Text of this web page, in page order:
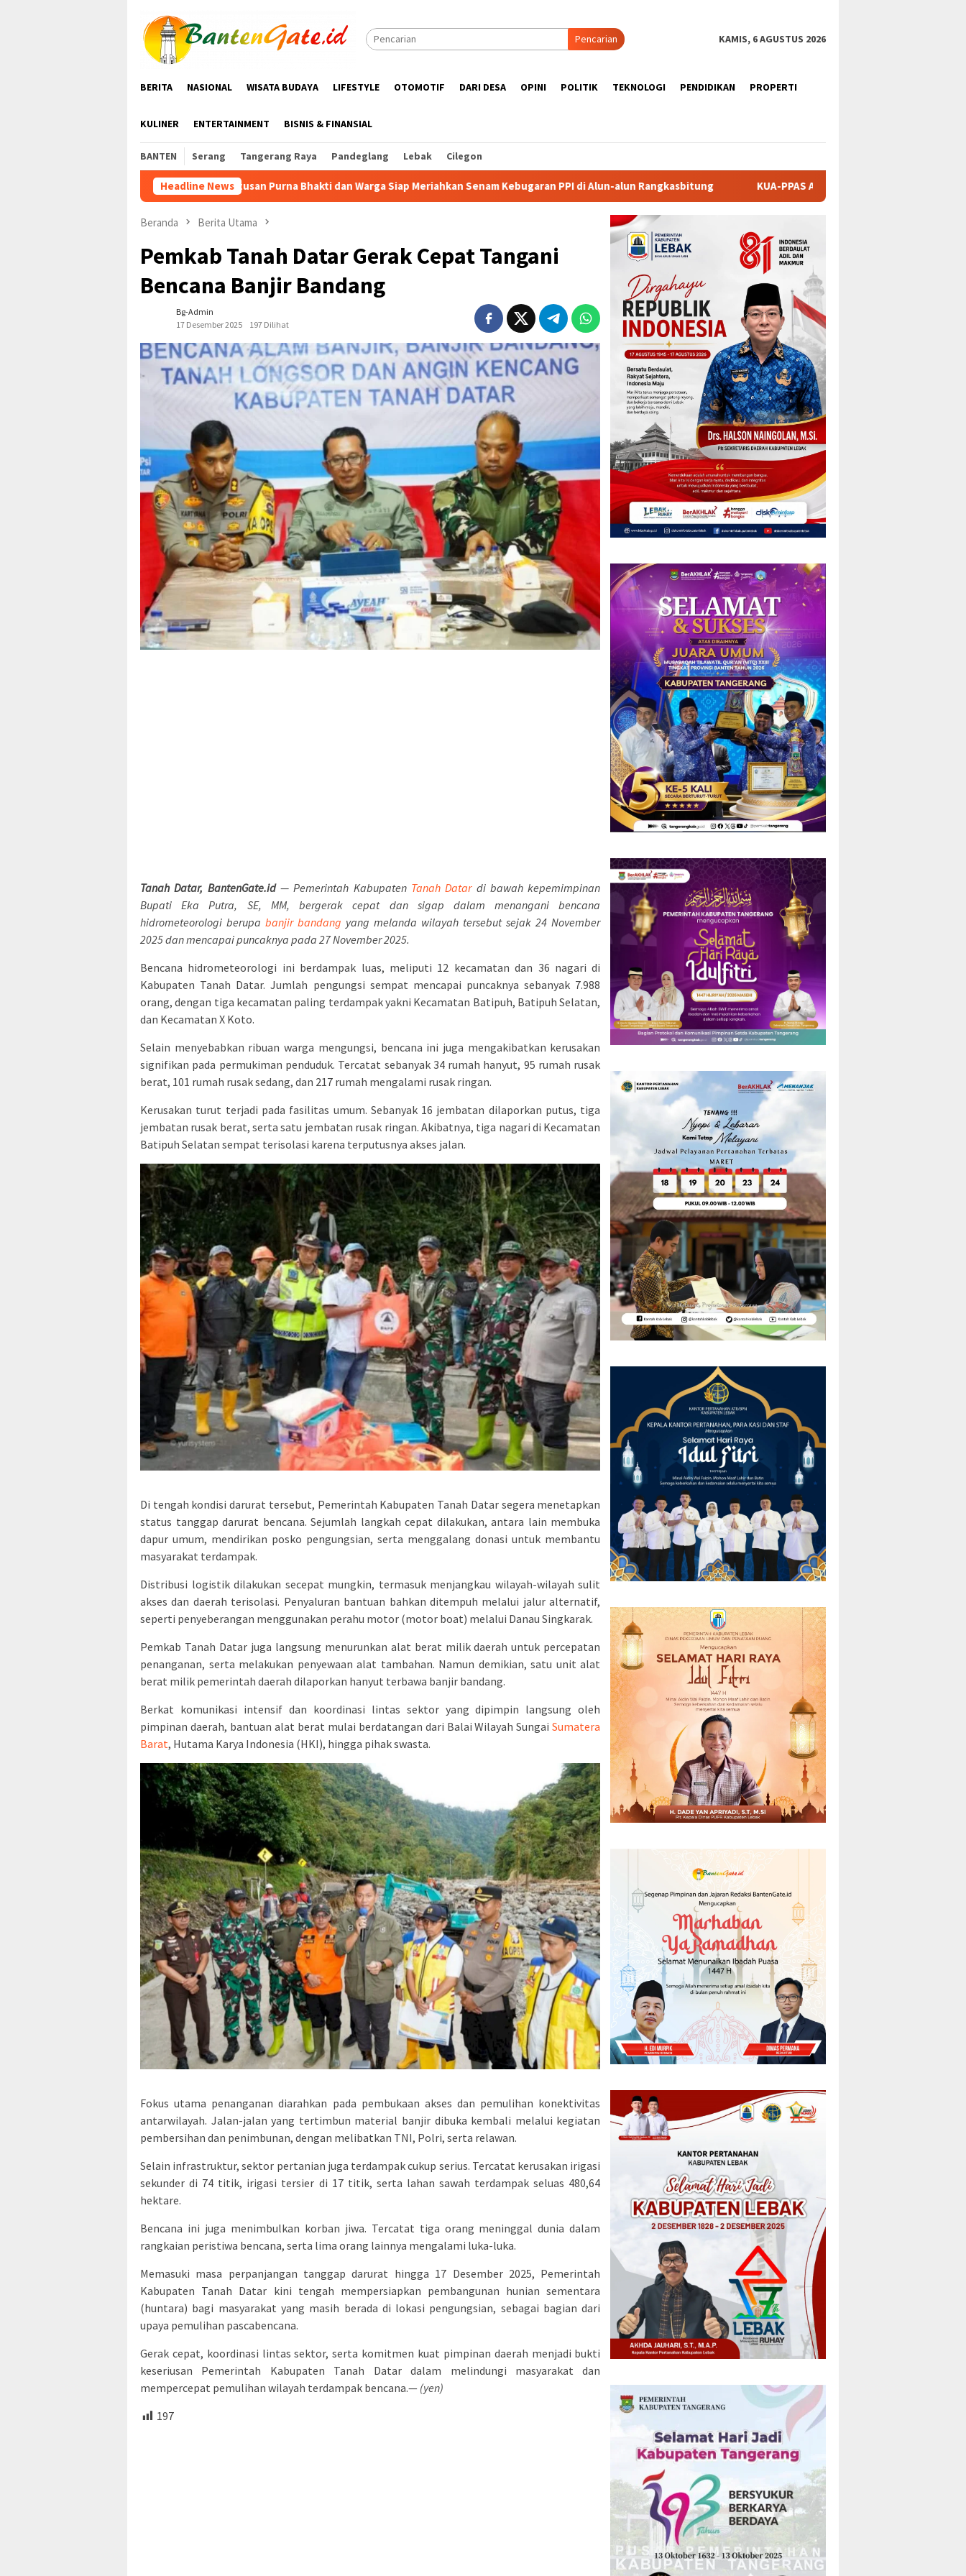
konten
Pencarian KAMIS, 6 AGUSTUS 2026
BERITA NASIONAL WISATA BUDAYA LIFESTYLE OTOMOTIF DARI DESA OPINI POLITIK TEKNOLOGI PENDIDIKAN PROPERTI
KULINER ENTERTAINMENT BISNIS & FINANSIAL
BANTEN Serang Tangerang Raya Pandeglang Lebak Cilegon
Headline News
Ratusan Purna Bhakti dan Warga Siap Meriahkan Senam Kebugaran PPI di Alun-alun Rangkasbitung KUA-PPAS APBD Tanah Datar 2027 Disepakati, DPRD dan Pemkab Perkuat
Beranda Berita Utama
Pemkab Tanah Datar Gerak Cepat Tangani
Bencana Banjir Bandang
Bg-Admin
17 Desember 2025
197 Dilihat
Tanah Datar, BantenGate.id— Pemerintah Kabupaten Tanah Datardi bawah kepemimpinan
Bupati Eka Putra, SE, MM, bergerak cepat dan sigap dalam menangani bencana
hidrometeorologi berupabanjir bandang yang melanda wilayah tersebut sejak 24 November
2025 dan mencapai puncaknya pada 27 November 2025.
Bencana hidrometeorologi ini berdampak luas, meliputi 12 kecamatan dan 36 nagari di
Kabupaten Tanah Datar. Jumlah pengungsi sempat mencapai puncaknya sebanyak 7.988
orang, dengan tiga kecamatan paling terdampak yakni Kecamatan Batipuh, Batipuh Selatan,
dan Kecamatan X Koto.
Selain menyebabkan ribuan warga mengungsi, bencana ini juga mengakibatkan kerusakan
signifikan pada permukiman penduduk. Tercatat sebanyak 34 rumah hanyut, 95 rumah rusak
berat, 101 rumah rusak sedang, dan 217 rumah mengalami rusak ringan.
Kerusakan turut terjadi pada fasilitas umum. Sebanyak 16 jembatan dilaporkan putus, tiga
jembatan rusak berat, serta satu jembatan rusak ringan. Akibatnya, tiga nagari di Kecamatan
Batipuh Selatan sempat terisolasi karena terputusnya akses jalan.
Di tengah kondisi darurat tersebut, Pemerintah Kabupaten Tanah Datar segera menetapkan
status tanggap darurat bencana. Sejumlah langkah cepat dilakukan, antara lain membuka
dapur umum, mendirikan posko pengungsian, serta menggalang donasi untuk membantu
masyarakat terdampak.
Distribusi logistik dilakukan secepat mungkin, termasuk menjangkau wilayah-wilayah sulit
akses dan daerah terisolasi. Penyaluran bantuan bahkan ditempuh melalui jalur alternatif,
seperti penyeberangan menggunakan perahu motor (motor boat) melalui Danau Singkarak.
Pemkab Tanah Datar juga langsung menurunkan alat berat milik daerah untuk percepatan
penanganan, serta melakukan penyewaan alat tambahan. Namun demikian, satu unit alat
berat milik pemerintah daerah dilaporkan hanyut terbawa banjir bandang.
Berkat komunikasi intensif dan koordinasi lintas sektor yang dipimpin langsung oleh
pimpinan daerah, bantuan alat berat mulai berdatangan dari Balai Wilayah SungaiSumatera
Barat, Hutama Karya Indonesia (HKI), hingga pihak swasta.
Fokus utama penanganan diarahkan pada pembukaan akses dan pemulihan konektivitas
antarwilayah. Jalan-jalan yang tertimbun material banjir dibuka kembali melalui kegiatan
pembersihan dan penimbunan, dengan melibatkan TNI, Polri, serta relawan.
Selain infrastruktur, sektor pertanian juga terdampak cukup serius. Tercatat kerusakan irigasi
sekunder di 74 titik, irigasi tersier di 17 titik, serta lahan sawah terdampak seluas 480,64
hektare.
Bencana ini juga menimbulkan korban jiwa. Tercatat tiga orang meninggal dunia dalam
rangkaian peristiwa bencana, serta lima orang lainnya mengalami luka-luka.
Memasuki masa perpanjangan tanggap darurat hingga 17 Desember 2025, Pemerintah
Kabupaten Tanah Datar kini tengah mempersiapkan pembangunan hunian sementara
(huntara) bagi masyarakat yang masih berada di lokasi pengungsian, sebagai bagian dari
upaya pemulihan pascabencana.
Gerak cepat, koordinasi lintas sektor, serta komitmen kuat pimpinan daerah menjadi bukti
keseriusan Pemerintah Kabupaten Tanah Datar dalam melindungi masyarakat dan
mempercepat pemulihan wilayah terdampak bencana.— (yen)
197